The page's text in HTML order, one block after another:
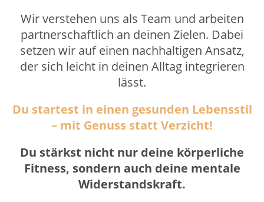
Wir verstehen uns als Team und arbeiten
partnerschaftlich an deinen Zielen. Dabei
setzen wir auf einen nachhaltigen Ansatz,
der sich leicht in deinen Alltag integrieren
lässt.
Du startest in einen gesunden Lebensstil
– mit Genuss statt Verzicht!
Du stärkst nicht nur deine körperliche
Fitness, sondern auch deine mentale
Widerstandskraft.